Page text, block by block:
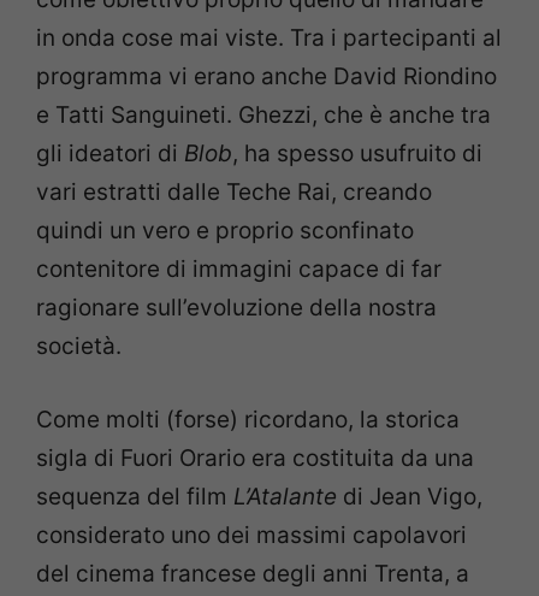
in onda cose mai viste. Tra i partecipanti al
programma vi erano anche David Riondino
e Tatti Sanguineti. Ghezzi, che è anche tra
gli ideatori di Blob, ha spesso usufruito di
vari estratti dalle Teche Rai, creando
quindi un vero e proprio sconfinato
contenitore di immagini capace di far
ragionare sull’evoluzione della nostra
società.
Come molti (forse) ricordano, la storica
sigla di Fuori Orario era costituita da una
sequenza del film L’Atalante di Jean Vigo,
considerato uno dei massimi capolavori
del cinema francese degli anni Trenta, a